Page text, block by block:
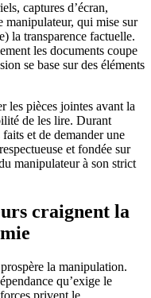
captures d’écran,
manipulateur, qui mise sur
la transparence factuelle.
les documents coupe
se base sur des éléments
les pièces jointes avant la
de les lire. Durant
et de demander une
et fondée sur
manipulateur à son strict
craignent la
la manipulation.
qu’exige le
privent le